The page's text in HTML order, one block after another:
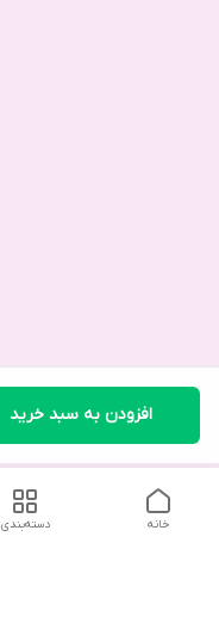
افزودن به سبد خرید
دسته‌بندی خانه